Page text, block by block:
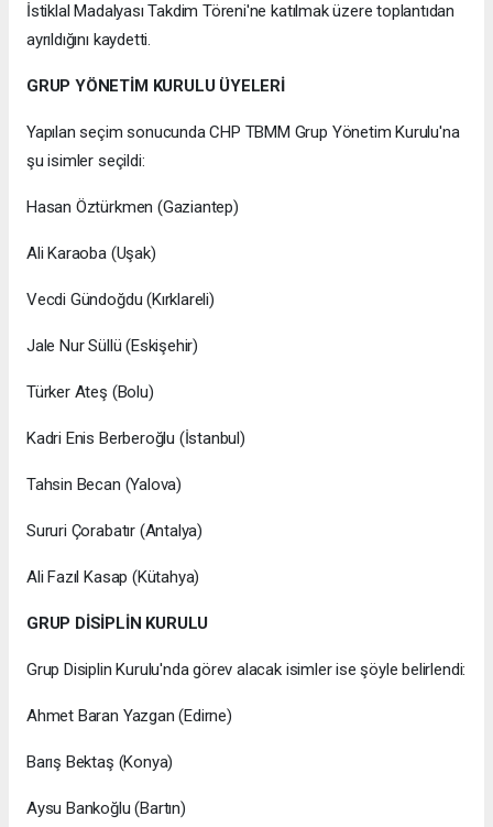
İstiklal Madalyası Takdim Töreni'ne katılmak üzere toplantıdan
ayrıldığını kaydetti.
GRUP YÖNETİM KURULU ÜYELERİ
Yapılan seçim sonucunda CHP TBMM Grup Yönetim Kurulu'na
şu isimler seçildi:
Hasan Öztürkmen (Gaziantep)
Ali Karaoba (Uşak)
Vecdi Gündoğdu (Kırklareli)
Jale Nur Süllü (Eskişehir)
Türker Ateş (Bolu)
Kadri Enis Berberoğlu (İstanbul)
Tahsin Becan (Yalova)
Sururi Çorabatır (Antalya)
Ali Fazıl Kasap (Kütahya)
GRUP DİSİPLİN KURULU
Grup Disiplin Kurulu'nda görev alacak isimler ise şöyle belirlendi:
Ahmet Baran Yazgan (Edirne)
Barış Bektaş (Konya)
Aysu Bankoğlu (Bartın)